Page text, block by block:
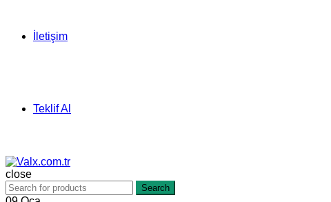
İletişim
Teklif Al
close
Search